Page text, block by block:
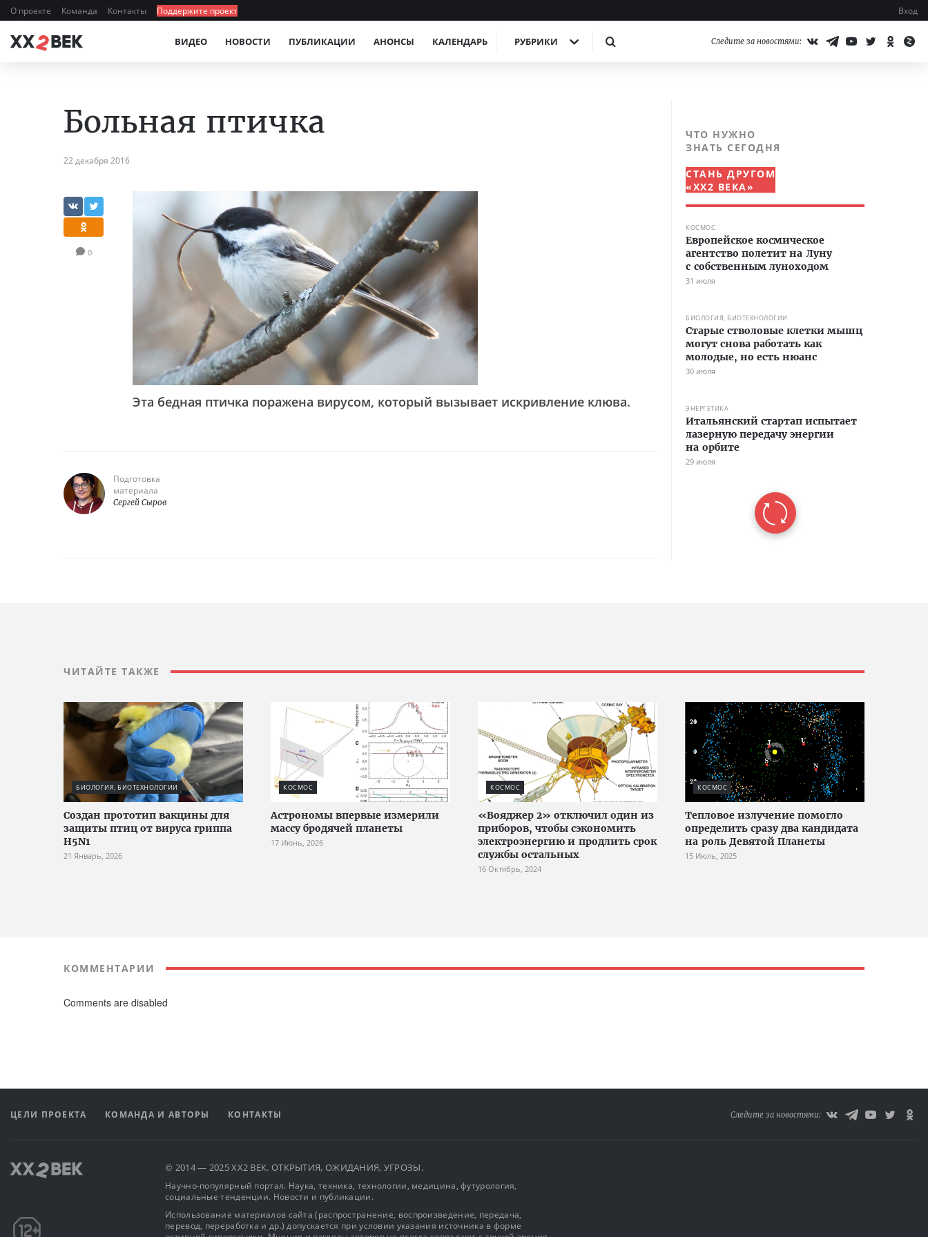
О проекте Команда Контакты Поддержите проект Вход
ВИДЕО НОВОСТИ ПУБЛИКАЦИИ АНОНСЫ КАЛЕНДАРЬ РУБРИКИ Следите за новостями:
Больная птичка
22 декабря 2016
0
Эта бедная птичка поражена вирусом, который вызывает искривление клюва.
Подготовка
материала
Сергей Сыров
ЧТО НУЖНО
ЗНАТЬ СЕГОДНЯ
СТАНЬ ДРУГОМ
«XX2 ВЕКА»
КОСМОС
Европейское космическое
агентство полетит на Луну
с собственным луноходом
31 июля
БИОЛОГИЯ, БИОТЕХНОЛОГИИ
Старые стволовые клетки мышц
могут снова работать как
молодые, но есть нюанс
30 июля
ЭНЕРГЕТИКА
Итальянский стартап испытает
лазерную передачу энергии
на орбите
29 июля
ЧИТАЙТЕ ТАКЖЕ
БИОЛОГИЯ, БИОТЕХНОЛОГИИ
Создан прототип вакцины для
защиты птиц от вируса гриппа
H5N1
21 Январь, 2026
КОСМОС
Астрономы впервые измерили
массу бродячей планеты
17 Июнь, 2026
КОСМОС
«Вояджер 2» отключил один из
приборов, чтобы сэкономить
электроэнергию и продлить срок
службы остальных
16 Октябрь, 2024
КОСМОС
Тепловое излучение помогло
определить сразу два кандидата
на роль Девятой Планеты
15 Июль, 2025
КОММЕНТАРИИ
Comments are disabled
ЦЕЛИ ПРОЕКТА КОМАНДА И АВТОРЫ КОНТАКТЫ Следите за новостями:
© 2014 — 2025 XX2 ВЕК. ОТКРЫТИЯ, ОЖИДАНИЯ, УГРОЗЫ.
Научно-популярный портал. Наука, техника, технологии, медицина, футурология,
социальные тенденции. Новости и публикации.
Использование материалов сайта (распространение, воспроизведение, передача,
перевод, переработка и др.) допускается при условии указания источника в форме